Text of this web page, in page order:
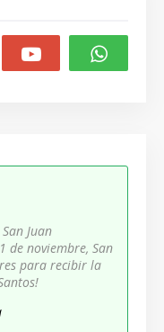
Juan
de noviembre, San
para recibir la